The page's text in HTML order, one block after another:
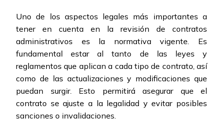
Uno de los aspectos legales más importantes a
tener en cuenta en la revisión de contratos
administrativos es la normativa vigente. Es
fundamental estar al tanto de las leyes y
reglamentos que aplican a cada tipo de contrato, así
como de las actualizaciones y modificaciones que
puedan surgir. Esto permitirá asegurar que el
contrato se ajuste a la legalidad y evitar posibles
sanciones o invalidaciones.